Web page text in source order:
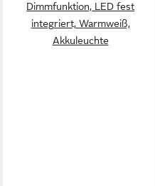
Dimmfunktion, LED fest
integriert, Warmweiß,
Akkuleuchte